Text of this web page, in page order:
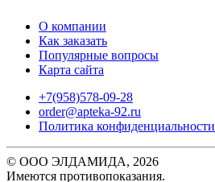
О компании
Как заказать
Популярные вопросы
Карта сайта
+7(958)578-09-28
order@apteka-92.ru
Политика конфиденциальности
© ООО ЭЛДАМИДА, 2026
Имеются противопоказания.